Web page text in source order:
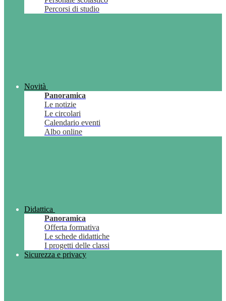
Percorsi di studio
Novità
Panoramica
Le notizie
Le circolari
Calendario eventi
Albo online
Didattica
Panoramica
Offerta formativa
Le schede didattiche
I progetti delle classi
Sicurezza e privacy